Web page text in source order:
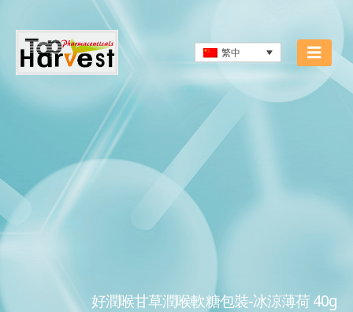
繁中
好潤喉甘草潤喉軟糖包裝-冰涼薄荷 40g